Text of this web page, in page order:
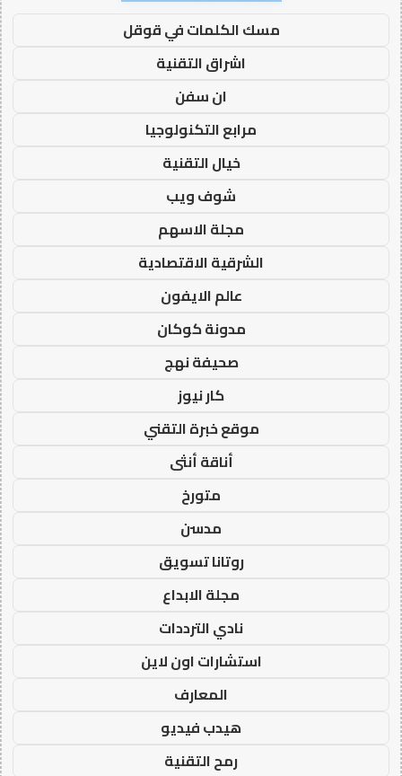
مسك الكلمات في قوقل
اشراق التقنية
ان سفن
مرابع التكنولوجيا
خيال التقنية
شوف ويب
مجلة الاسهم
الشرقية الاقتصادية
عالم الايفون
مدونة كوكان
صحيفة نهج
كار نيوز
موقع خبرة التقني
أناقة أنثى
متورخ
مدسن
روتانا تسويق
مجلة الابداع
نادي الترددات
استشارات اون لاين
المعارف
هيدب فيديو
رمح التقنية